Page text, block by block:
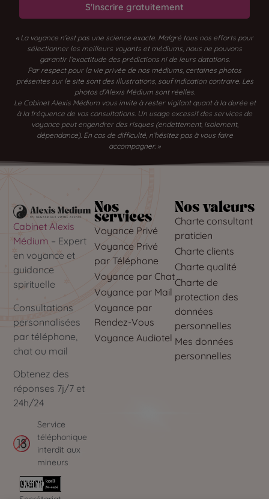
S'Inscrire gratuitement
« La voyance n’est pas une science exacte. Malgré tous nos efforts pour
sélectionner les meilleurs voyants et médiums, nous ne pouvons
garantir l’exactitude des prédictions ni de leurs datations.
Par respect pour la vie privée de nos médiums, certaines photos
présentes sur le site sont des illustrations, sauf indication contraire. Les
photos d’Alexis Médium sont réelles.
Le Cabinet Alexis Médium vous invite à rester vigilant quant à la durée et
à la fréquence de vos consultations. Un usage excessif des services de
voyance peut engendrer des risques (endettement, isolement,
dépendance). En cas de difficulté, n’hésitez pas à vous faire
accompagner. »
Cabinet Alexis
Médium – Expert
en voyance et
guidance
spirituelle
Consultations
personnalisées
par téléphone,
chat ou mail
Obtenez des
réponses 7j/7 et
24h/24
Service
téléphonique
interdit aux
mineurs
Nos
services
Voyance Privé
Voyance Privé
par Téléphone
Voyance par Chat
Voyance par Mail
Voyance par
Rendez-Vous
Voyance Audiotel
Nos valeurs
Charte consultant
praticien
Charte clients
Charte qualité
Charte de
protection des
données
personnelles
Mes données
personnelles